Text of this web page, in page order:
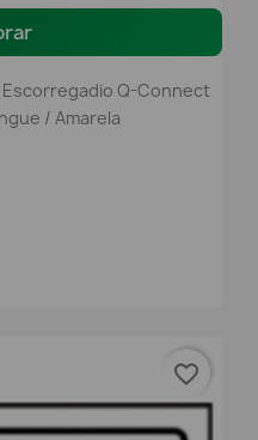
Escorregadio Q-Connect
/ Amarela
favorite_border